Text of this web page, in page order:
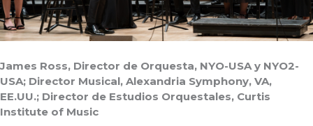
James Ross, Director de Orquesta, NYO-USA y NYO2-
USA; Director Musical, Alexandria Symphony, VA,
EE.UU.; Director de Estudios Orquestales, Curtis
Institute of Music